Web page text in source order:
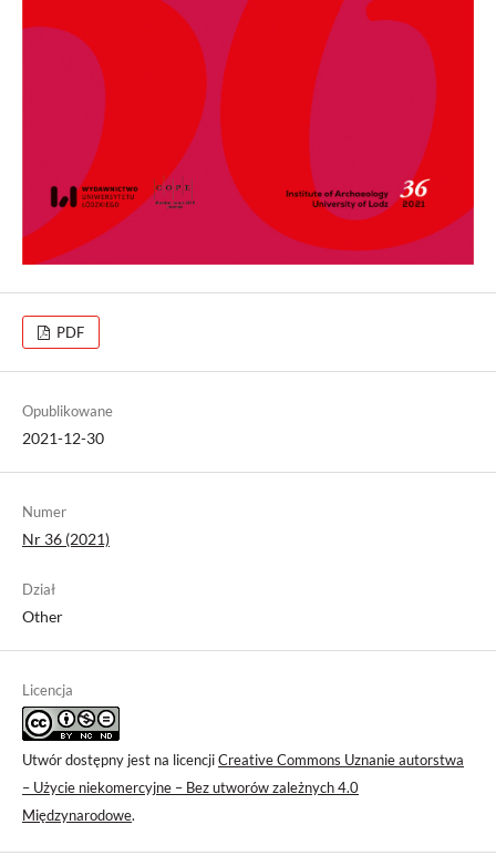
PDF
Opublikowane
2021-12-30
Numer
Nr 36 (2021)
Dział
Other
Licencja
Utwór dostępny jest na licencjiCreative Commons Uznanie autorstwa
– Użycie niekomercyjne – Bez utworów zależnych 4.0
Międzynarodowe.